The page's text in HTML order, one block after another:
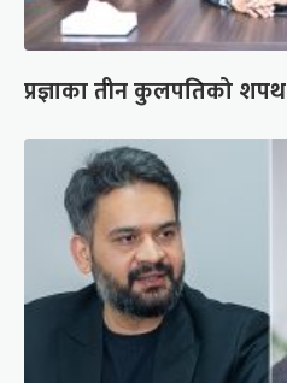
प्रज्ञाका तीन कुलपतिको